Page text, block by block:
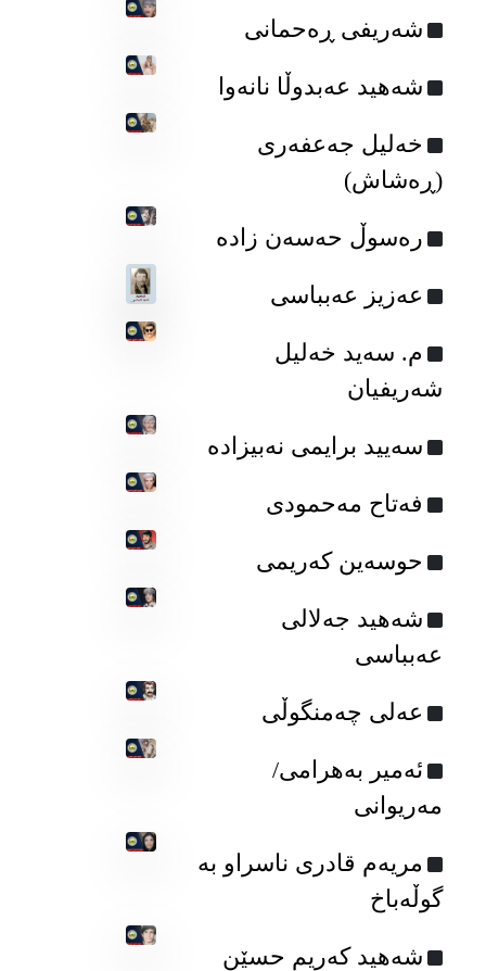
شەریفی ڕەحمانی
شەهید عەبدوڵا نانەوا
خه‌لیل جه‌عفه‌ری
(ڕه‌شاش)
رەسوڵ حەسەن زادە
عه‌زیز عه‌بباسی
م. سه‌ید خه‌لیل
شه‌ریفیان
سه‌یید برایمی نەبیزادە
فه‌تاح مه‌حمودی
حوسەین کەریمی
شەهید جەلالی
عەبباسی
عه‌لی چه‌منگوڵی
ئەمیر بەهرامی/
مەریوانی
مریەم قادری ناسراو به‌
گوڵه‌باخ
شەهید کەریم حسێن